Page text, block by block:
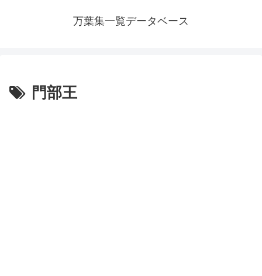
万葉集一覧データベース
門部王